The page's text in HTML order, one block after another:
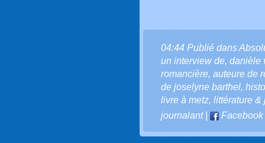
04:44 Publié dans
un interview de, danièle
romancière, auteure de
de joselyne barthel,
livre à metz, littérature &
journalant| Facebook